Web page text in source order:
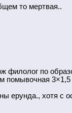
то мертвая..
филолог по
помывочная
ерунда., хотя с